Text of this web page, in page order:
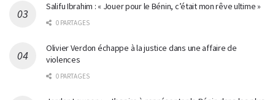
Salifu Ibrahim : « Jouer pour le Bénin, c’était mon rêve ultime »
0 PARTAGES
Olivier Verdon échappe à la justice dans une affaire de
violences
0 PARTAGES